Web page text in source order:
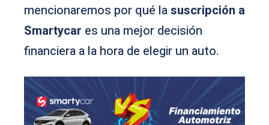
mencionaremos por qué lasuscripción a
Smartycar es una mejor decisión
financiera a la hora de elegir un auto.